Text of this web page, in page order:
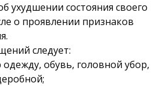
ухудшении состояния своего
о проявлении признаков
следует:
обувь, головной убор,